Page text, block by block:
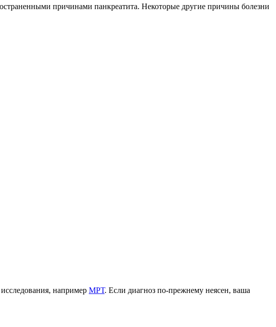
причинами панкреатита. Некоторые другие причины болезни
например МРТ. Если диагноз по-прежнему неясен, ваша